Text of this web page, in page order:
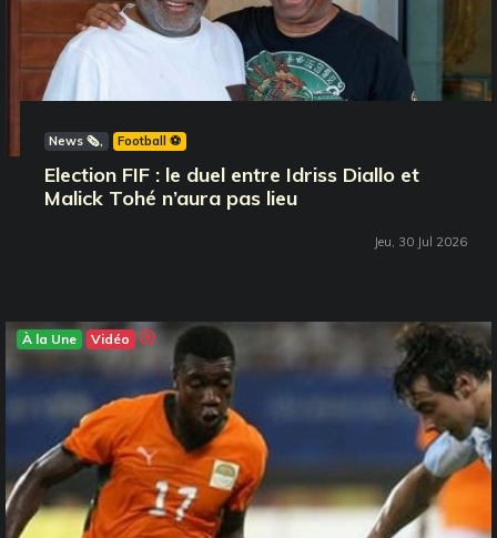
News 🗞️ Football ⚽️
Election FIF : le duel entre Idriss Diallo et
Malick Tohé n’aura pas lieu
Jeu, 30 Jul 2026
À la Une Vidéo